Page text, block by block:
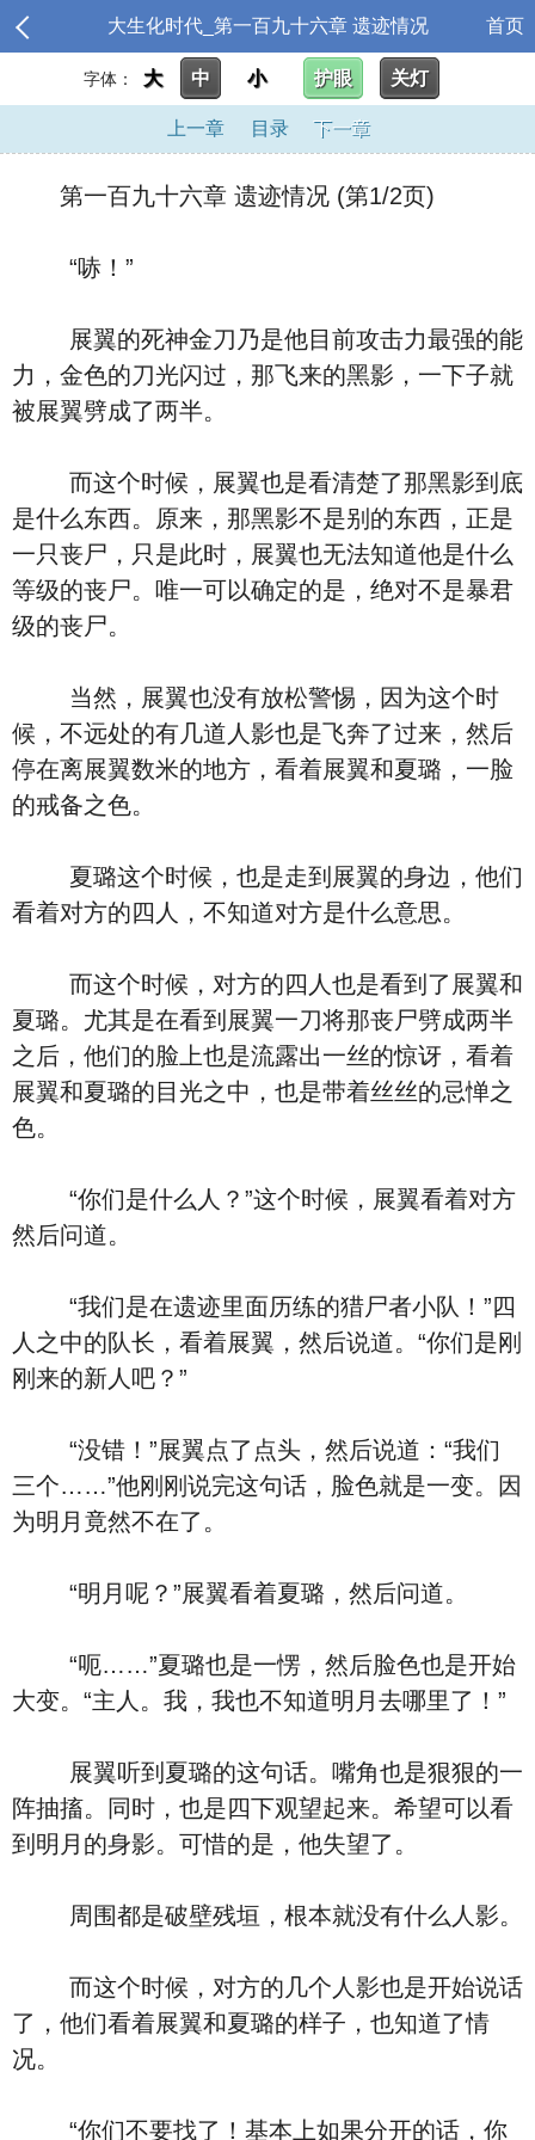
大生化时代_第一百九十六章 遗迹情况 首页
字体： 大 中 小 护眼 关灯
上一章 目录 下一章
第一百九十六章 遗迹情况 (第1/2页)
“哧！”
展翼的死神金刀乃是他目前攻击力最强的能
力，金色的刀光闪过，那飞来的黑影，一下子就
被展翼劈成了两半。
而这个时候，展翼也是看清楚了那黑影到底
是什么东西。原来，那黑影不是别的东西，正是
一只丧尸，只是此时，展翼也无法知道他是什么
等级的丧尸。唯一可以确定的是，绝对不是暴君
级的丧尸。
当然，展翼也没有放松警惕，因为这个时
候，不远处的有几道人影也是飞奔了过来，然后
停在离展翼数米的地方，看着展翼和夏璐，一脸
的戒备之色。
夏璐这个时候，也是走到展翼的身边，他们
看着对方的四人，不知道对方是什么意思。
而这个时候，对方的四人也是看到了展翼和
夏璐。尤其是在看到展翼一刀将那丧尸劈成两半
之后，他们的脸上也是流露出一丝的惊讶，看着
展翼和夏璐的目光之中，也是带着丝丝的忌惮之
色。
“你们是什么人？”这个时候，展翼看着对方
然后问道。
“我们是在遗迹里面历练的猎尸者小队！”四
人之中的队长，看着展翼，然后说道。“你们是刚
刚来的新人吧？”
“没错！”展翼点了点头，然后说道：“我们
三个……”他刚刚说完这句话，脸色就是一变。因
为明月竟然不在了。
“明月呢？”展翼看着夏璐，然后问道。
“呃……”夏璐也是一愣，然后脸色也是开始
大变。“主人。我，我也不知道明月去哪里了！”
展翼听到夏璐的这句话。嘴角也是狠狠的一
阵抽搐。同时，也是四下观望起来。希望可以看
到明月的身影。可惜的是，他失望了。
周围都是破壁残垣，根本就没有什么人影。
而这个时候，对方的几个人影也是开始说话
了，他们看着展翼和夏璐的样子，也知道了情
况。
“你们不要找了！基本上如果分开的话，你